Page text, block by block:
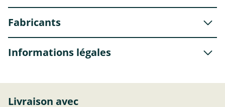
Fabricants
Informations légales
Livraison avec